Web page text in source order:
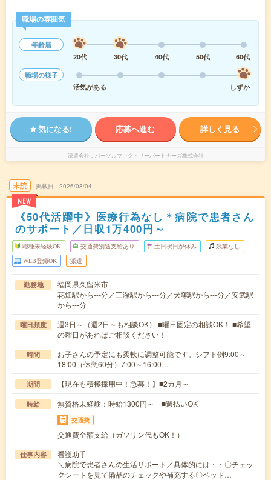
職場の雰囲気
年齢層
20代
30代 40代 50代
60代
職場の様子
活気がある
しずか
気になる! 応募へ進む 詳しく見る
派遣会社 パーソルファクトリーパートナーズ株式会社
未読
NEW
掲載日 2026/08/04
《50代活躍中》医療行為なし＊病院で患者さん
のサポート／日収1万400円～
職種未経験OK 交通費別途支給あり 土日祝日が休み 残業なし
WEB登録OK 派遣
勤務地
福岡県久留米市
花畑駅から---分／三潴駅から---分／犬塚駅から---分／安武駅
から---分
曜日頻度
週3日～（週2日～も相談OK） ■曜日固定の相談OK！ ■希望
の曜日があればご相談ください！
時間
お子さんの予定にも柔軟に調整可能です。シフト例9:00～
18:00（休憩60分）7:00～16:00…
期間 【現在も積極採用中！急募！】■2カ月～
時給 無資格未経験：時給1300円～ ■週払いOK
交通費
交通費全額支給（ガソリン代もOK！）
仕事内容
看護助手
＼病院で患者さんの生活サポート／具体的には・・〇チェッ
クシートを見て備品のチェックや補充する〇ベッド…